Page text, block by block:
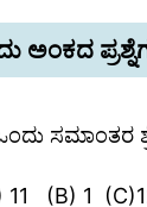
ಅಂಕದ
ಸಮಾಂತರ